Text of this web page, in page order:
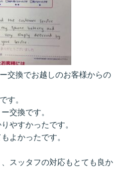
交換でお越しのお客様からの
す。
交換です。
やすかったです。
よかったです。
スッタフの対応もとても良か